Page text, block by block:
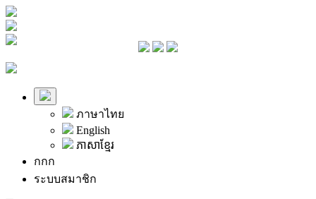
ภาษาไทย
English
ភាសាខ្មែរ
กกก
ระบบสมาชิก